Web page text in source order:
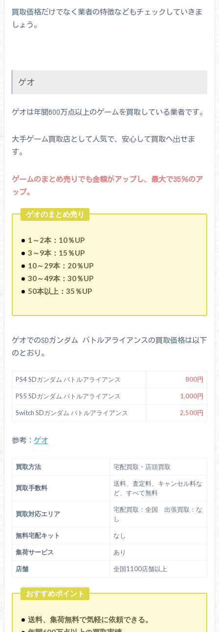
買取価格だけでなく業者の特徴などもチェックしていきま
しょう。
ゲオ
ゲオは年間600万点以上のゲームを買取している業者です。
大手ゲーム買取店として人気で、安心して買取へ出せま
す。
ゲームのまとめ売りでも金額がアップし、最大で35％のア
ップ。
ゲオのまとめ売り
1～2本：10％UP
3～9本：15％UP
10～29本：20％UP
30～49本：30％UP
50本以上：35％UP
ゲオでのSDガンダム バトルアライアンスの買取価格は以下
のとおり。
PS4 SDガンダム バトルアライアンス 800円
PS5 SDガンダム バトルアライアンス 1,000円
Switch SDガンダム バトルアライアンス 2,500円
参考： ゲオ
買取方法 宅配買取・店頭買取
買取手数料
送料、査定料、キャンセル料な
ど、すべて無料
買取対応エリア
宅配買取：全国 出張買取：な
し
無料宅配キット なし
集荷サービス あり
店舗 全国1100店舗以上
おすすめポイント
送料、集荷無料で気軽に依頼できる。